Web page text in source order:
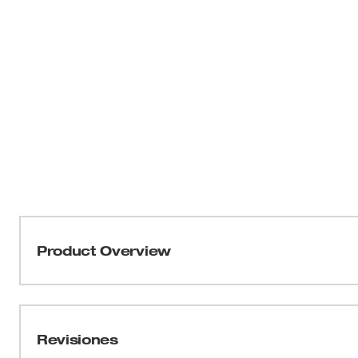
Product Overview
a través de escombros, mientras toma mediciones en
Revisiones